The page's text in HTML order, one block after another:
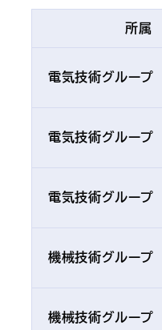
所属
電気技術グループ
電気技術グループ
電気技術グループ
機械技術グループ
機械技術グループ